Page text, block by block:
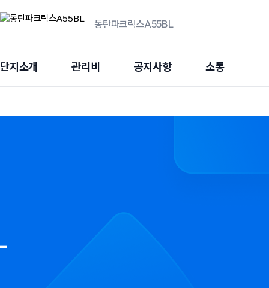
동탄파크릭스A55BL
단지소개 관리비 공지사항 소통